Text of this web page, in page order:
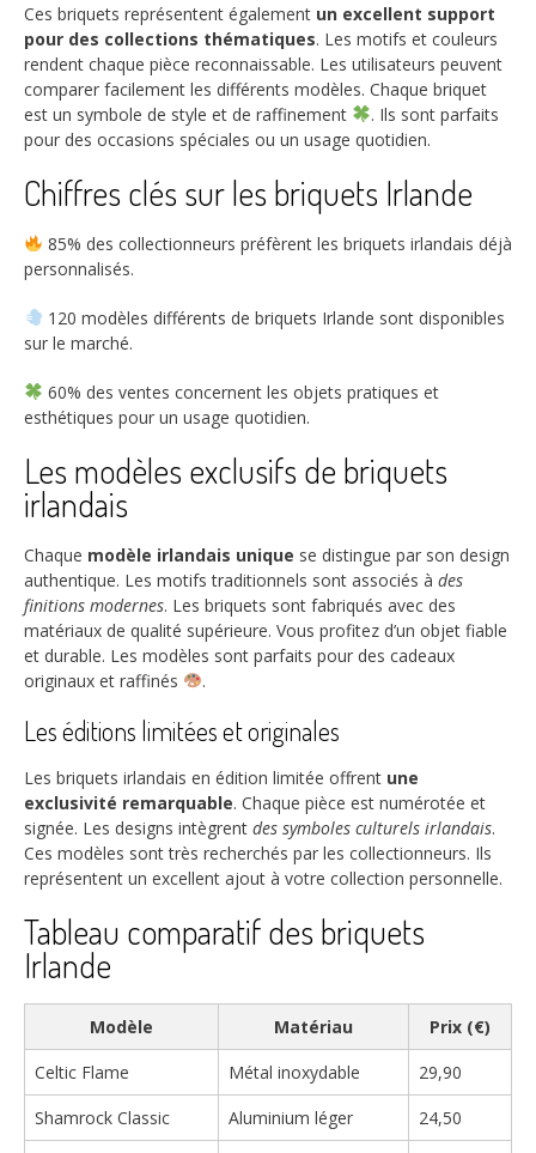
Ces briquets représentent également un excellent support
pour des collections thématiques. Les motifs et couleurs
rendent chaque pièce reconnaissable. Les utilisateurs peuvent
comparer facilement les différents modèles. Chaque briquet
est un symbole de style et de raffinement
. Ils sont parfaits
pour des occasions spéciales ou un usage quotidien.
Chiffres clés sur les briquets Irlande
85% des collectionneurs préfèrent les briquets irlandais déjà
personnalisés.
120 modèles différents de briquets Irlande sont disponibles
sur le marché.
60% des ventes concernent les objets pratiques et
esthétiques pour un usage quotidien.
Les modèles exclusifs de briquets
irlandais
Chaque modèle irlandais unique se distingue par son design
authentique. Les motifs traditionnels sont associés à des
finitions modernes. Les briquets sont fabriqués avec des
matériaux de qualité supérieure. Vous profitez d’un objet fiable
et durable. Les modèles sont parfaits pour des cadeaux
originaux et raffinés
.
Les éditions limitées et originales
Les briquets irlandais en édition limitée offrent une
exclusivité remarquable. Chaque pièce est numérotée et
signée. Les designs intègrent des symboles culturels irlandais.
Ces modèles sont très recherchés par les collectionneurs. Ils
représentent un excellent ajout à votre collection personnelle.
Tableau comparatif des briquets
Irlande
Modèle Matériau
Prix (€)
Celtic Flame
Métal inoxydable
29,90
Shamrock Classic
Aluminium léger
24,50